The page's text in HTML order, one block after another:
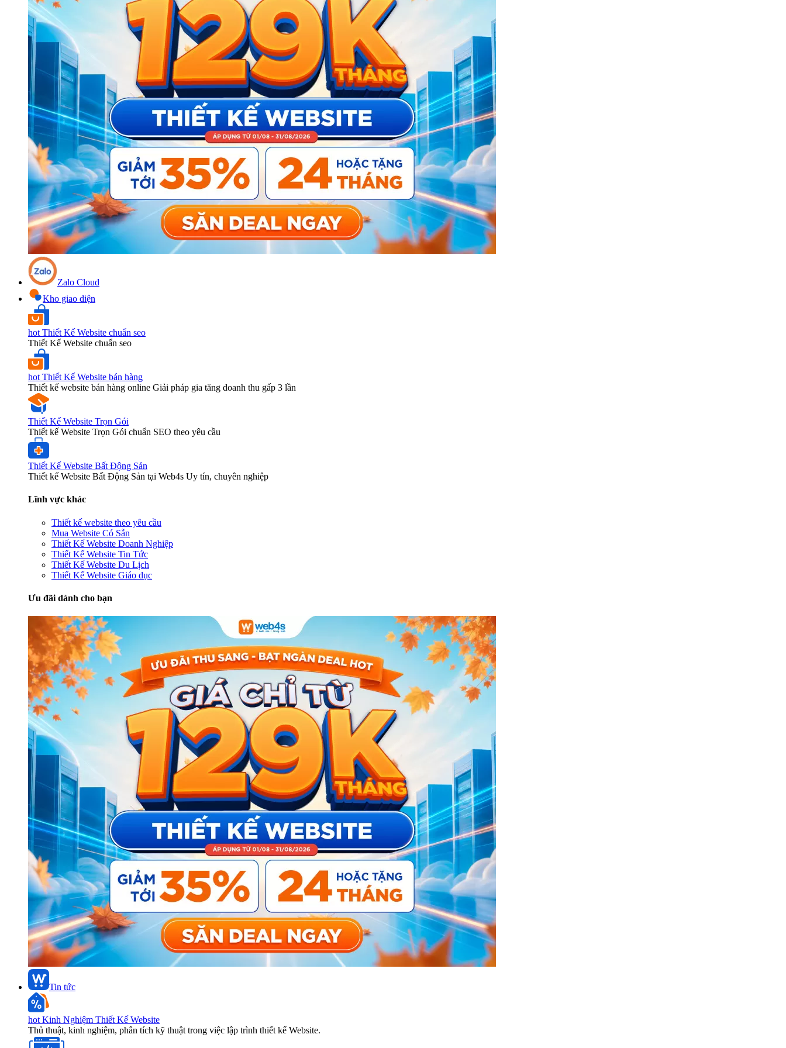
Zalo Cloud
Kho giao diện
hot Thiết Kế Website chuẩn seo
Thiết Kế Website chuẩn seo
hot Thiết Kế Website bán hàng
Thiết kế website bán hàng online Giải pháp gia tăng doanh thu gấp 3 lần
Thiết Kế Website Trọn Gói
Thiết kế Website Trọn Gói chuẩn SEO theo yêu cầu
Thiết Kế Website Bất Động Sản
Thiết kế Website Bất Động Sản tại Web4s Uy tín, chuyên nghiệp
Lĩnh vực khác
Thiết kế website theo yêu cầu
Mua Website Có Sẵn
Thiết Kế Website Doanh Nghiệp
Thiết Kế Website Tin Tức
Thiết Kế Website Du Lịch
Thiết Kế Website Giáo dục
Ưu đãi dành cho bạn
Tin tức
hot Kinh Nghiệm Thiết Kế Website
Thủ thuật, kinh nghiệm, phân tích kỹ thuật trong việc lập trình thiết kế Website.